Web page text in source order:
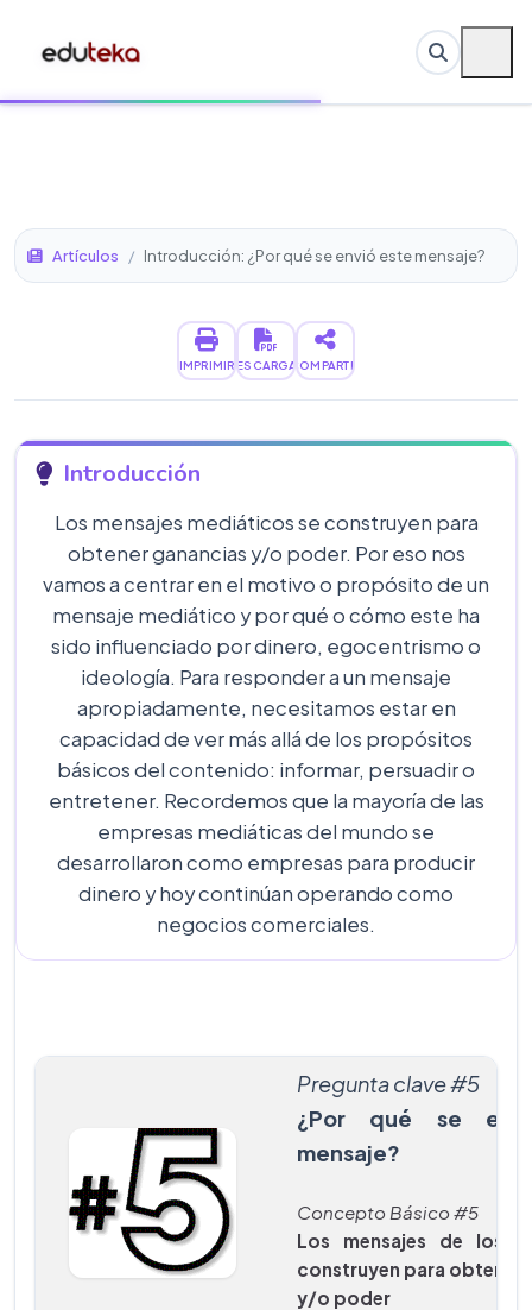
Artículos / Introducción: ¿Por qué se envió este mensaje?
IMPRIMIRDESCARGARCOMPARTIR
Introducción
Los mensajes mediáticos se construyen para
obtener ganancias y/o poder. Por eso nos
vamos a centrar en el motivo o propósito de un
mensaje mediático y por qué o cómo este ha
sido influenciado por dinero, egocentrismo o
ideología. Para responder a un mensaje
apropiadamente, necesitamos estar en
capacidad de ver más allá de los propósitos
básicos del contenido: informar, persuadir o
entretener. Recordemos que la mayoría de las
empresas mediáticas del mundo se
desarrollaron como empresas para producir
dinero y hoy continúan operando como
negocios comerciales.
Pregunta clave #5
¿Por qué se
mensaje?
Concepto Básico #5
Los mensajes de los
construyen para obtener
y/o poder